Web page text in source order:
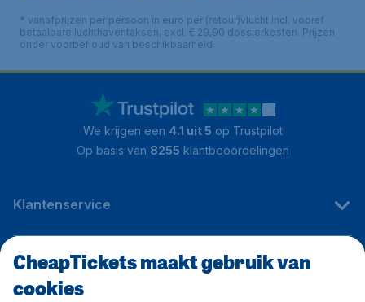
* vanafprijzen per persoon in euro per (retour)vlucht incl. vooraf
betaalbare luchthaventaksen, excl. € 29,90 dossierkosten. Prijzen
onder voorbehoud van beschikbaarheid.
We krijgen een 4.1 uit 5 op Trustpilot
Op basis van 8255 klantbeoordelingen
Klantenservice
CheapTickets.be
CheapTickets maakt gebruik van
cookies